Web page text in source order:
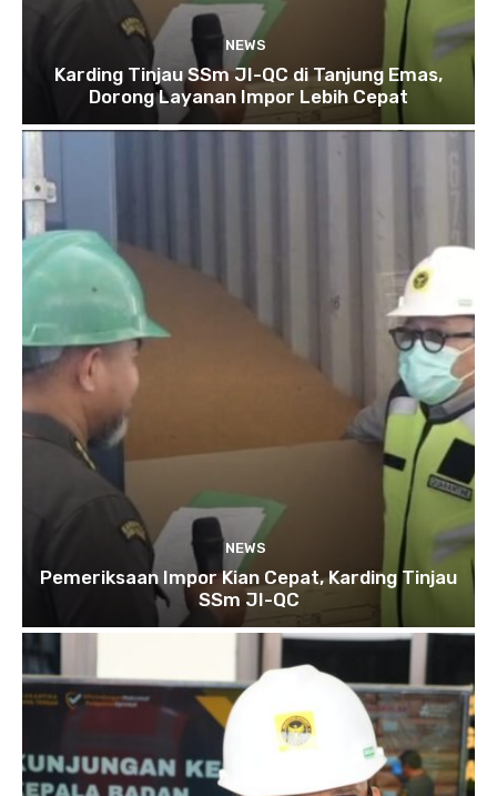
NEWS
Karding Tinjau SSm JI-QC di Tanjung Emas,
Dorong Layanan Impor Lebih Cepat
NEWS
Pemeriksaan Impor Kian Cepat, Karding Tinjau
SSm JI-QC